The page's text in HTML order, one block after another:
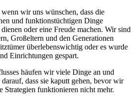
wir uns wünschen, dass die
und funktionstüchtigen Dinge
oder eine Freude machen. Wir sind
Großeltern und den Generationen
überlebenswichtig oder es wurde
Einrichtungen gespart.
häufen wir viele Dinge an und
dass sie kaputt gehen, bevor wir
Strategien funktionieren nicht mehr.